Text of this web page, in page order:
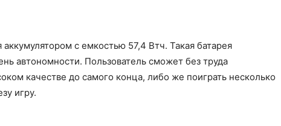
с емкостью 57,4 Втч. Такая батарея
автономности. Пользователь сможет без труда
качестве до самого конца, либо же поиграть несколько
игру.